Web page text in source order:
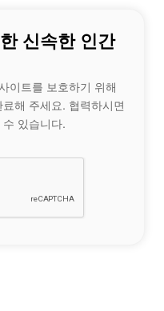
신속한 인간
이트를 보호하기 위해
해 주세요. 협력하시면
있습니다.